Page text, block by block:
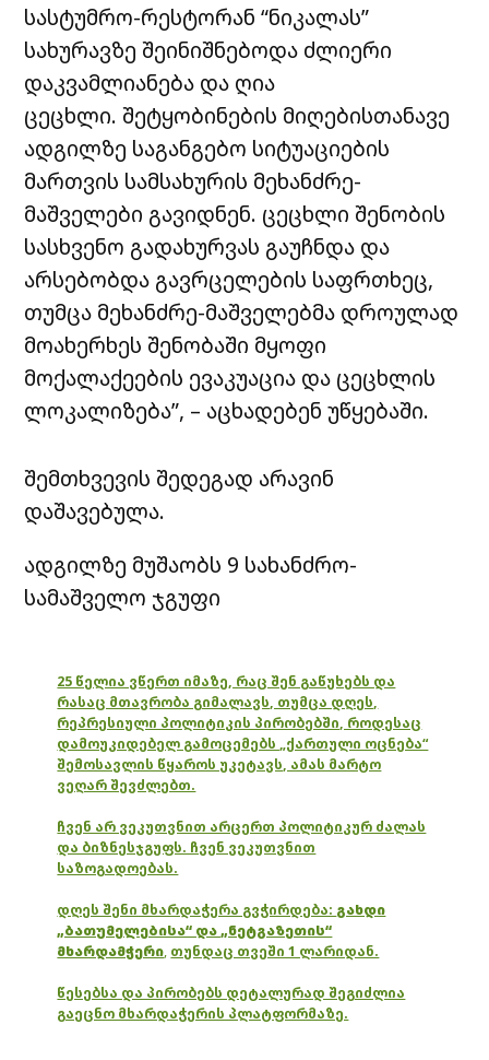
სასტუმრო-რესტორან “ნიკალას”
სახურავზე შეინიშნებოდა ძლიერი
დაკვამლიანება და ღია
ცეცხლი. შეტყობინების მიღებისთანავე
ადგილზე საგანგებო სიტუაციების
მართვის სამსახურის მეხანძრე-
მაშველები გავიდნენ. ცეცხლი შენობის
სასხვენო გადახურვას გაუჩნდა და
არსებობდა გავრცელების საფრთხეც,
თუმცა მეხანძრე-მაშველებმა დროულად
მოახერხეს შენობაში მყოფი
მოქალაქეების ევაკუაცია და ცეცხლის
ლოკალიზება”, – აცხადებენ უწყებაში.
შემთხვევის შედეგად არავინ
დაშავებულა.
ადგილზე მუშაობს 9 სახანძრო-
სამაშველო ჯგუფი
25 წელია ვწერთ იმაზე, რაც შენ გაწუხებს და
რასაც მთავრობა გიმალავს, თუმცა დღეს,
რეპრესიული პოლიტიკის პირობებში, როდესაც
დამოუკიდებელ გამოცემებს „ქართული ოცნება“
შემოსავლის წყაროს უკეტავს, ამას მარტო
ვეღარ შევძლებთ.
ჩვენ არ ვეკუთვნით არცერთ პოლიტიკურ ძალას
და ბიზნესჯგუფს. ჩვენ ვეკუთვნით
საზოგადოებას.
დღეს შენი მხარდაჭერა გვჭირდება: გახდი
„ბათუმელებისა“ და „ნეტგაზეთის“
მხარდამჭერი, თუნდაც თვეში 1 ლარიდან.
წესებსა და პირობებს დეტალურად შეგიძლია
გაეცნო მხარდაჭერის პლატფორმაზე.